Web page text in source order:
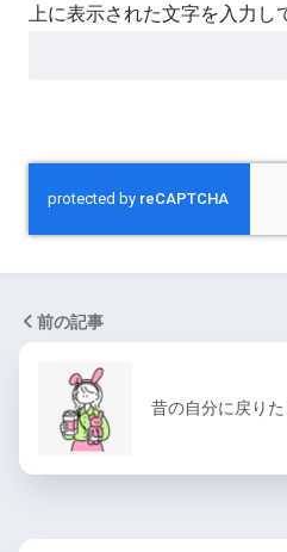
上に表示された文字を入力し
前の記事
昔の自分に戻り